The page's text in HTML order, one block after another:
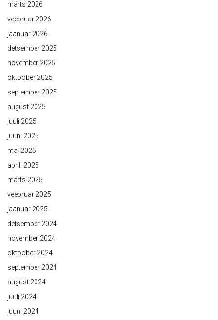
märts 2026
veebruar 2026
jaanuar 2026
detsember 2025
november 2025
oktoober 2025
september 2025
august 2025
juuli 2025
juuni 2025
mai 2025
aprill 2025
märts 2025
veebruar 2025
jaanuar 2025
detsember 2024
november 2024
oktoober 2024
september 2024
august 2024
juuli 2024
juuni 2024